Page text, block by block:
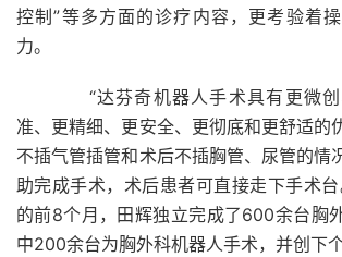
控制”等多方面的诊疗内容，更考验着
力。
“达芬奇机器人手术具有更微创
准、更精细、更安全、更彻底和更舒适的
不插气管插管和术后不插胸管、尿管的情
助完成手术，术后患者可直接走下手术
的前8个月，田辉独立完成了600余台胸
中200余台为胸外科机器人手术，并创下